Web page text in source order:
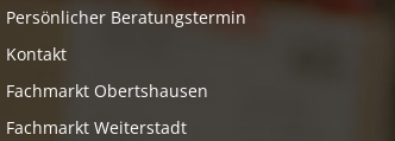
Persönlicher Beratungstermin
Kontakt
Fachmarkt Obertshausen
Fachmarkt Weiterstadt